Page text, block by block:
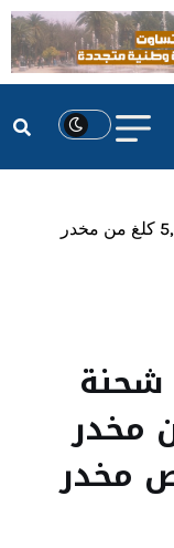
إحباط محاولة تسليم شحنة تتكون من 5,4 كلغ من مخدر
شحنة
من مخدر